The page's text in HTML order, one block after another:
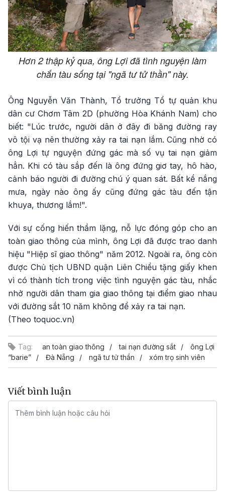
Hơn 2 thập kỷ qua, ông Lợi đã tình nguyện làm
chắn tàu sống tại "ngã tư tử thần" này.
Ông Nguyễn Văn Thành, Tổ trưởng Tổ tự quản khu
dân cư Chơm Tâm 2D (phường Hòa Khánh Nam) cho
biết: "Lúc trước, người dân ở đây đi băng đường ray
vô tội vạ nên thường xảy ra tai nạn lắm. Cũng nhờ có
ông Lợi tự nguyện đứng gác mà số vụ tai nạn giảm
hẳn. Khi có tàu sắp đến là ông đứng giơ tay, hô hào,
cảnh báo người đi đường chú ý quan sát. Bất kể nắng
mưa, ngày nào ông ấy cũng đứng gác tàu đến tận
khuya, thương lắm!".
Với sự cống hiến thầm lặng, nỗ lực đóng góp cho an
toàn giao thông của mình, ông Lợi đã được trao danh
hiệu "Hiệp sĩ giao thông" năm 2012. Ngoài ra, ông còn
được Chủ tịch UBND quận Liên Chiểu tặng giấy khen
vì có thành tích trong việc tình nguyện gác tàu, nhắc
nhở người dân tham gia giao thông tại điểm giao nhau
với đường sắt 10 năm không để xảy ra tai nạn.
(Theo toquoc.vn)
Tag: an toàn giao thông tai nạn đường sắt
ông Lợi
“barie”
Đà Nẵng ngã tư tử thần xóm trọ sinh viên
Viết bình luận